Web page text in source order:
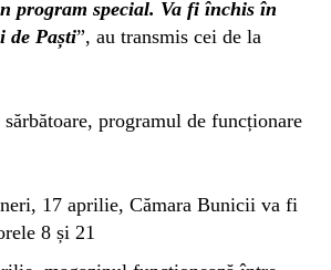
program special. Va fi închis în
de Paști”, au transmis cei de la
programul de funcționare
17 aprilie, Cămara Bunicii va fi
8 și 21